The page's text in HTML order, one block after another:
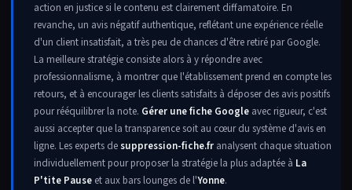
action en justice si le contenu est clairement diffamatoire. En
revanche, un avis négatif authentique, reflétant une expérience réelle
d'un client insatisfait, a très peu de chances d'être retiré par Google.
La meilleure stratégie consiste alors à y répondre avec
professionnalisme, à montrer que l'établissement prend en compte les
retours, et à encourager les clients satisfaits à déposer des avis positifs
pour rééquilibrer la note. Gérer une fiche Google avec rigueur, c'est
aussi accepter que la transparence soit au cœur du système d'avis en
ligne. Les experts desuppression-fiche.fr analysent chaque situation
individuellement pour proposer la stratégie la plus adaptée à La
P'tite Pause et aux bars lounges de l'Yonne.